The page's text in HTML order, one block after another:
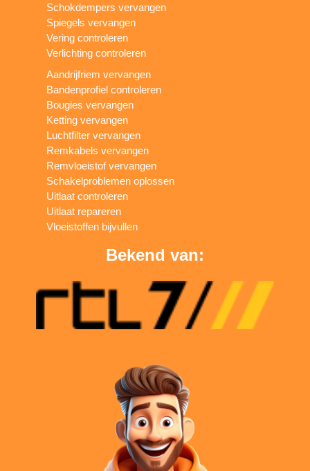
Schokdempers vervangen
Spiegels vervangen
Vering controleren
Verlichting controleren
Aandrijfriem vervangen
Bandenprofiel controleren
Bougies vervangen
Ketting vervangen
Luchtfilter vervangen
Remkabels vervangen
Remvloeistof vervangen
Schakelproblemen oplossen
Uitlaat controleren
Uitlaat repareren
Vloeistoffen bijvullen
Bekend van: